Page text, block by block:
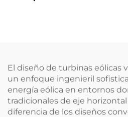
Bomba de calor a gran
escala para Hogares
El diseño de turbinas eólicas
un enfoque ingenieril
energía eólica en entornos
tradicionales de eje
diferencia de los diseños